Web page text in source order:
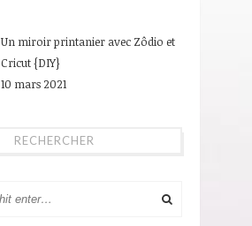
Un miroir printanier avec Zôdio et
Cricut {DIY}
10 mars 2021
RECHERCHER